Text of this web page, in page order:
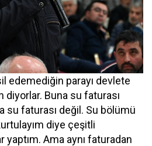
edemediğin parayı devlete
Buna su faturası
su faturası değil. Su bölümü
diye çeşitli
yaptım. Ama aynı faturadan